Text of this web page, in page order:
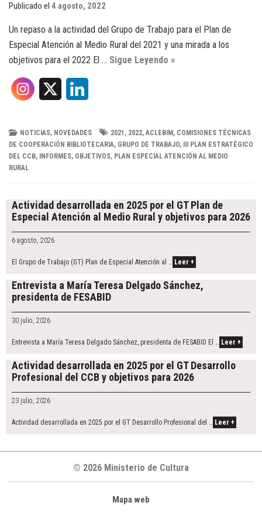
Publicado el 4 agosto, 2022
Un repaso a la actividad del Grupo de Trabajo para el Plan de
Especial Atención al Medio Rural del 2021 y una mirada a los
objetivos para el 2022 El … Sigue Leyendo »
n
k
d
I
NOTICIAS, NOVEDADES 2021 , 2022, ACLEBIM , COMISIONES TÉCNICAS
DE COOPERACIÓN BIBLIOTECARIA, GRUPO DE TRABAJO,
III PLAN ESTRATÉGICO
DEL CCB, INFORMES, OBJETIVOS, PLAN ESPECIAL ATENCIÓN AL MEDIO
RURAL
navigation
Actividad desarrollada en 2025 por el GT Plan de
Especial Atención al Medio Rural y objetivos para 2026
6 agosto, 2026
El Grupo de Trabajo (GT) Plan de Especial Atención al … Leer +
Entrevista a María Teresa Delgado Sánchez,
presidenta de FESABID
30 julio, 2026
Entrevista a María Teresa Delgado Sánchez, presidenta de FESABID El … Leer +
Actividad desarrollada en 2025 por el GT Desarrollo
Profesional del CCB y objetivos para 2026
23 julio, 2026
Actividad desarrollada en 2025 por el GT Desarrollo Profesional del … Leer +
© 2026 Ministerio de Cultura
Mapa web